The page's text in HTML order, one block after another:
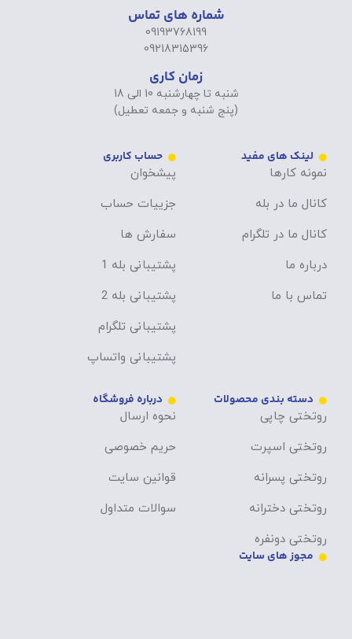
شماره های تماس
09193768199
09218315396
زمان کاری
شنبه تا چهارشنبه 10 الی 18
(پنج شنبه و جمعه تعطیل)
لینک های مفید
نمونه کارها
کانال ما در بله
کانال ما در تلگرام
درباره ما
تماس با ما
حساب کاربری
پیشخوان
جزییات حساب
سفارش ها
پشتیبانی بله 1
پشتیبانی بله 2
پشتیبانی تلگرام
پشتیبانی واتساپ
دسته بندی محصولات
روتختی چاپی
روتختی اسپرت
روتختی پسرانه
روتختی دخترانه
روتختی دونفره
درباره فروشگاه
نحوه ارسال
حریم خصوصی
قوانین سایت
سوالات متداول
مجوز های سایت